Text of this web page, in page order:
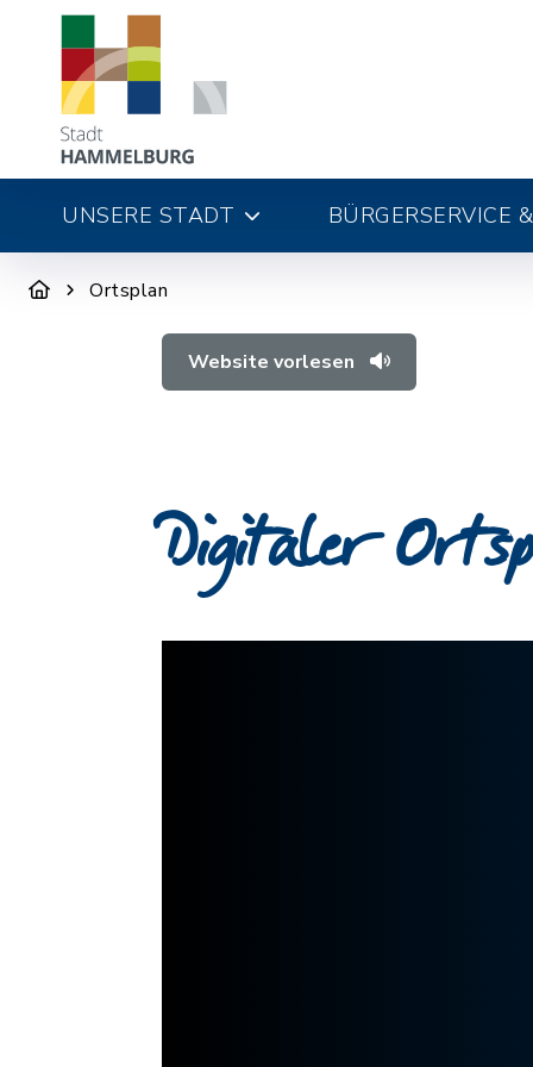
UNSERE STADT BÜRGERSERVICE
Ortsplan
Website vorlesen
Digitaler